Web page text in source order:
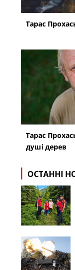
Тарас
Тарас
душі дерев
ОСТАННІ